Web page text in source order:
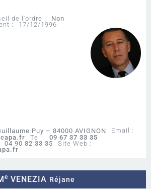
de l'ordre :
Non
:
17/12/1996
Puy – 84000 AVIGNON
Email :
Tel :
09 67 37 33 35
04 90 82 33 35
Site Web :
e VENEZIA Réjane